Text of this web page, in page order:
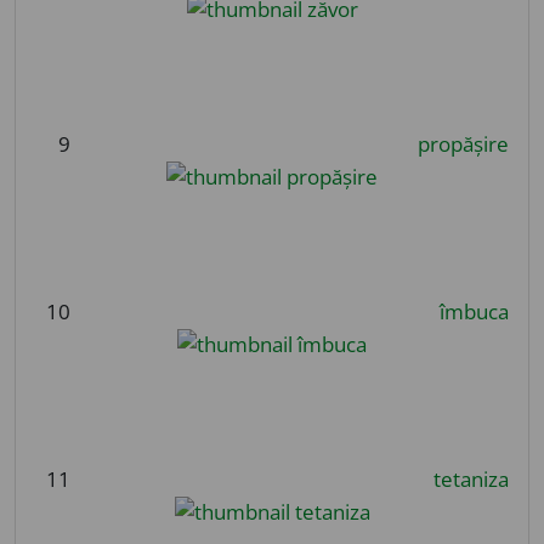
9 propășire
10 îmbuca
11 tetaniza